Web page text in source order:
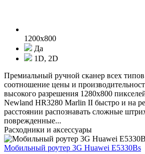
1200x800
Да
1D, 2D
Премиальный ручной сканер всех
соотношение цены и
высокого разрешения 1280x800
Newland HR3280 Marlin II быстро и на
расстоянии распознавать сложные
поврежденные...
Расходники и аксессуары
Мобильный роутер 3G Huawei E5330Bs